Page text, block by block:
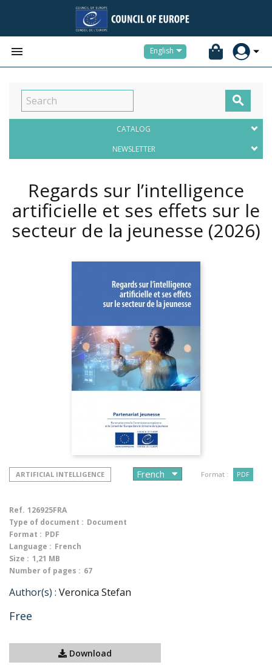
 English

CATALOG
NEWSLETTER
Regards sur l’intelligence
artificielle et ses effets sur le
secteur de la jeunesse (2026)
ARTIFICIAL INTELLIGENCE Format : PDF
Ref. 126925FRA
Type of document : Document
Format : PDF
Language : French
Size : 1,21 MB
Number of pages : 67
Author(s) : Veronica Stefan
Free
Download